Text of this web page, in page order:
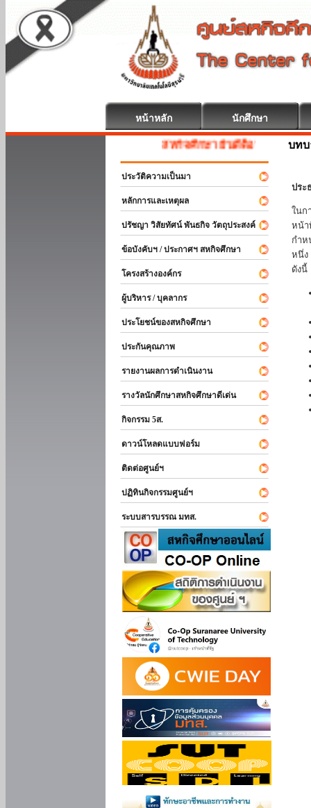
หน้าหลัก นักศึกษา
สหกิจศึกษา ยินดีต้อนรับ
ประวัติความเป็นมา
หลักการและเหตุผล
ปรัชญา วิสัยทัศน์ พันธกิจ วัตถุประสงค์
ข้อบังคับฯ / ประกาศฯ สหกิจศึกษา
โครงสร้างองค์กร
ผู้บริหาร / บุคลากร
ประโยชน์ของสหกิจศึกษา
ประกันคุณภาพ
รายงานผลการดำเนินงาน
รางวัลนักศึกษาสหกิจศึกษาดีเด่น
กิจกรรม 5ส.
ดาวน์โหลดแบบฟอร์ม
ติดต่อศูนย์ฯ
ปฏิทินกิจกรรมศูนย์ฯ
ระบบสารบรรณ มทส.
บทบ
ประ
ในก
หน้า
กำห
หนึ่ง
ดังนี้